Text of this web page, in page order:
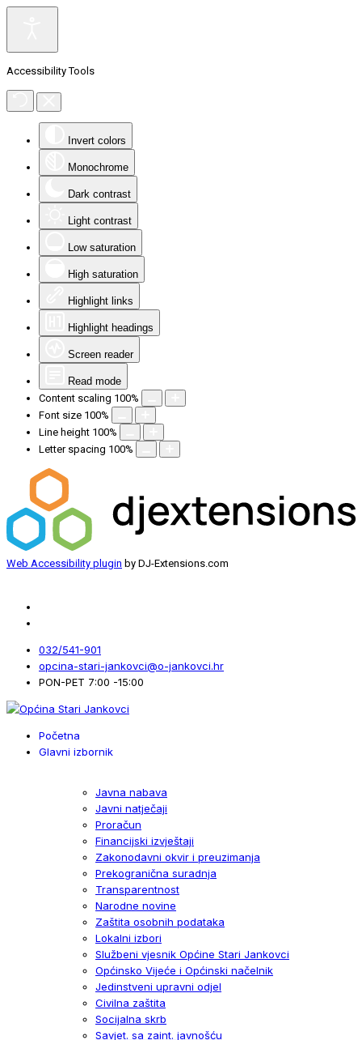
Accessibility Tools
Invert colors
Monochrome
Dark contrast
Light contrast
Low saturation
High saturation
Highlight links
Highlight headings
Screen reader
Read mode
Content scaling 100%
Font size 100%
Line height 100%
Letter spacing 100%
Web Accessibility plugin by DJ-Extensions.com
032/541-901
opcina-stari-jankovci@o-jankovci.hr
PON-PET 7:00 -15:00
Početna
Glavni izbornik
Javna nabava
Javni natječaji
Proračun
Financijski izvještaji
Zakonodavni okvir i preuzimanja
Prekogranična suradnja
Transparentnost
Narodne novine
Zaštita osobnih podataka
Lokalni izbori
Službeni vjesnik Općine Stari Jankovci
Općinsko Vijeće i Općinski načelnik
Jedinstveni upravni odjel
Civilna zaštita
Socijalna skrb
Savjet. sa zaint. javnošću